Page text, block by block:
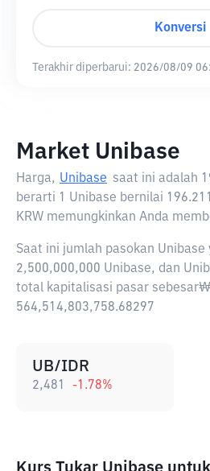
Konversi
Terakhir diperbarui: 2026/08/09
Market Unibase
Harga, Unibase saat ini adalah
berarti 1 Unibase bernilai
KRW memungkinkan Anda
Saat ini jumlah pasokan
2,500,000,000 Unibase, dan
total kapitalisasi pasar sebesar₩
564,514,803,758.68297
UB/IDR
2,481 -1.78%
Kurs Tukar Unibase